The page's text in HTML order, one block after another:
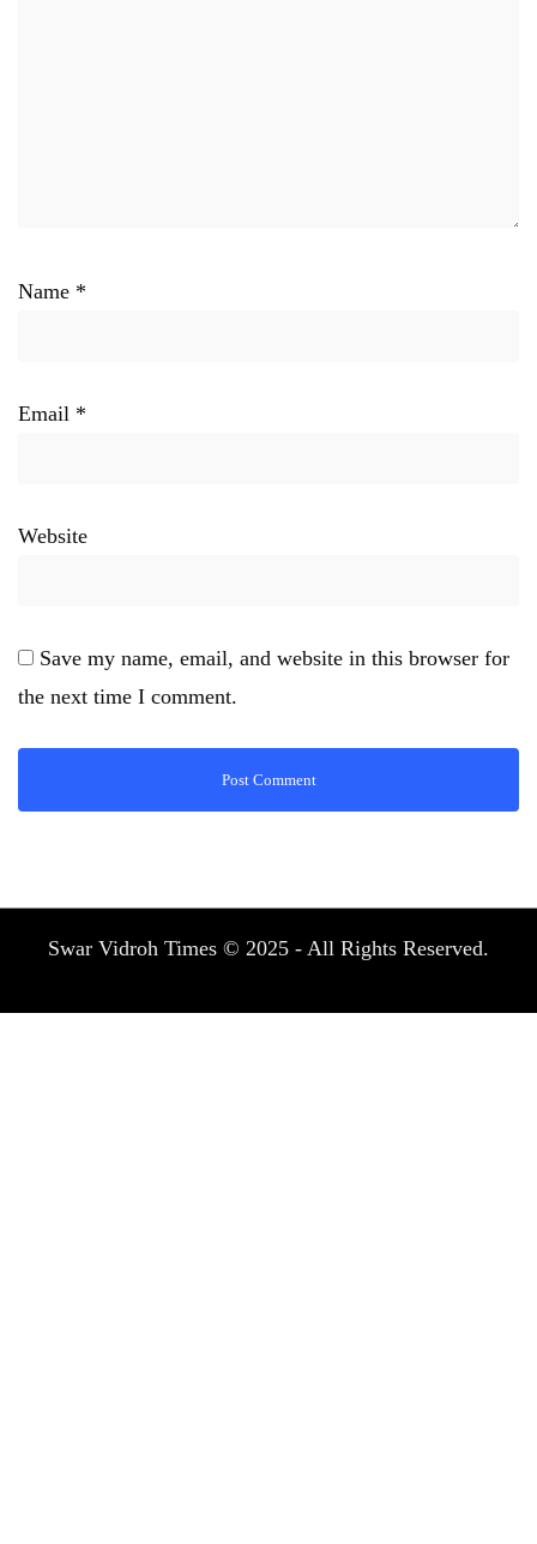
Name *
Email *
Website
Save my name, email, and website in this browser for
the next time I comment.
Swar Vidroh Times © 2025 - All Rights Reserved.